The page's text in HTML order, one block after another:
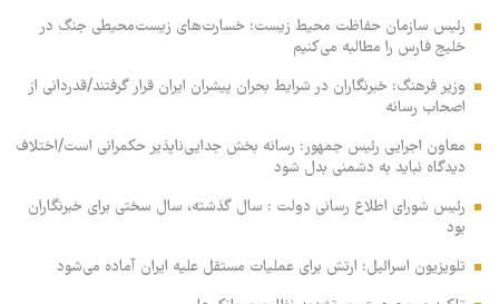
رئیس سازمان حفاظت محیط زیست: خسارت‌های زیست‌محیطی جنگ در
خلیج فارس را مطالبه‌ می‌کنیم
وزیر فرهنگ: خبرنگاران در شرایط بحران پیشران ایران قرار گرفتند/قدردانی از
اصحاب رسانه
معاون اجرایی رئیس جمهور: رسانه بخش جدایی‌ناپذیر حکمرانی است/اختلاف
دیدگاه نباید به دشمنی بدل شود
رئیس شورای اطلاع رسانی دولت : سال گذشته، سال سختی برای خبرنگاران
بود
تلویزیون اسرائیل: ارتش برای عملیات مستقل علیه ایران آماده می‌شود